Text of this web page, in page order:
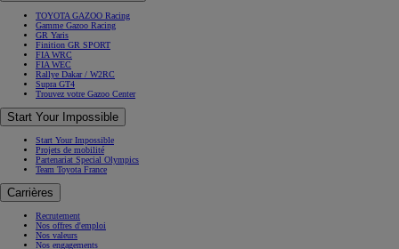
TOYOTA GAZOO Racing
Gamme Gazoo Racing
GR Yaris
Finition GR SPORT
FIA WRC
FIA WEC
Rallye Dakar / W2RC
Supra GT4
Trouvez votre Gazoo Center
Start Your Impossible
Start Your Impossible
Projets de mobilité
Partenariat Special Olympics
Team Toyota France
Carrières
Recrutement
Nos offres d'emploi
Nos valeurs
Nos engagements